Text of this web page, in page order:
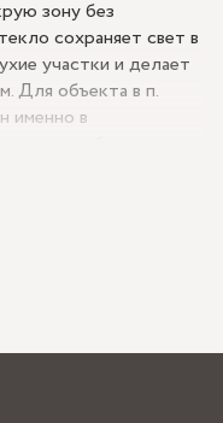
зону без
сохраняет свет в
участки и делает
Для объекта в п.
именно в
створок и
не требуют места